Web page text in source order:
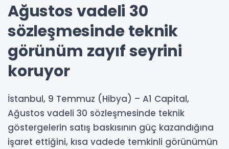
Ağustos vadeli 30
sözleşmesinde teknik
görünüm zayıf seyrini
koruyor
İstanbul, 9 Temmuz (Hibya) – A1 Capital,
Ağustos vadeli 30 sözleşmesinde teknik
göstergelerin satış baskısının güç kazandığına
işaret ettiğini, kısa vadede temkinli görünümün